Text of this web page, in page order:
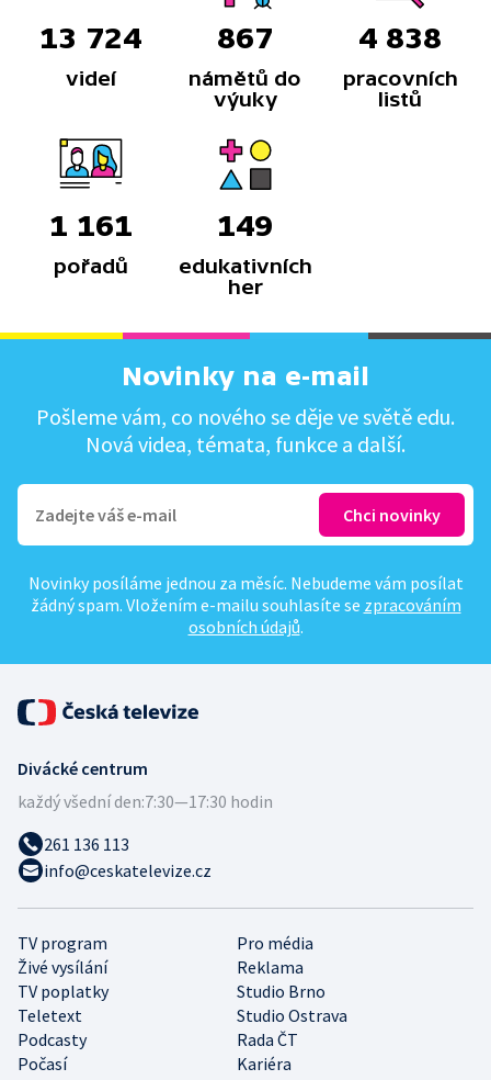
13 724
videí
867
námětů do
výuky
4 838
pracovních
listů
1 161
pořadů
149
edukativních
her
Novinky na e-mail
Pošleme vám, co nového se děje ve světě edu.
Nová videa, témata, funkce a další.
Novinky posíláme jednou za měsíc. Nebudeme vám posílat
žádný spam. Vložením e-mailu souhlasíte se zpracováním
osobních údajů.